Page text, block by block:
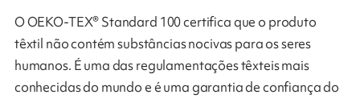
O OEKO-TEX® Standard 100 certifica que o produto
têxtil não contém substâncias nocivas para os seres
humanos. É uma das regulamentações têxteis mais
conhecidas do mundo e é uma garantia de confiança do